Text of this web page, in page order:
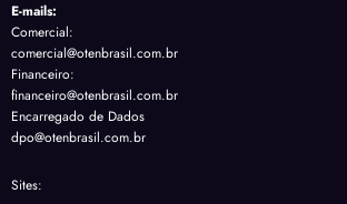
E-mails:
Comercial:
comercial@otenbrasil.com.br
Financeiro:
financeiro@otenbrasil.com.br
Encarregado de Dados
dpo@otenbrasil.com.br
Sites: